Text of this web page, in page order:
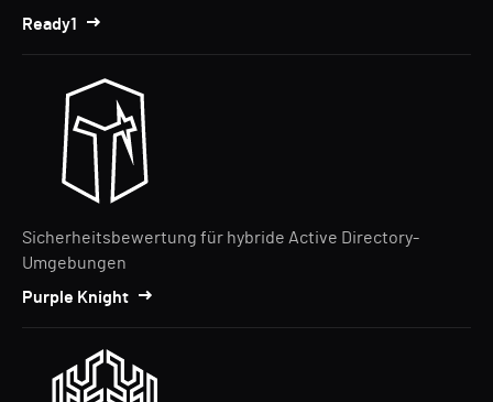
Ready1
Sicherheitsbewertung für hybride Active Directory-
Umgebungen
Purple Knight